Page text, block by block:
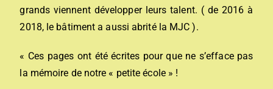
grands viennent développer leurs talent. ( de 2016 à
2018, le bâtiment a aussi abrité la MJC ).
« Ces pages ont été écrites pour que ne s’efface pas
la mémoire de notre « petite école » !